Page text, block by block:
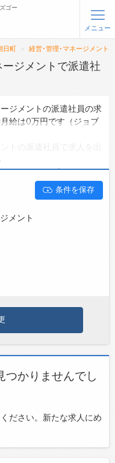
ログイン
策など)
ゴー
メニュー
日町 経営･管理･マネージメント
ジメントで派遣社
ジメントの派遣社員の求
給は0万円です（ジョブ
であるジョブズゴーでは
営･管理･マネージメント
おり、転職だけでなく、
職も可能です。 富山県
遣社員の求人・転職情報
条件を保存
メント
つかりませんでし
ださい。新たな求人にめ